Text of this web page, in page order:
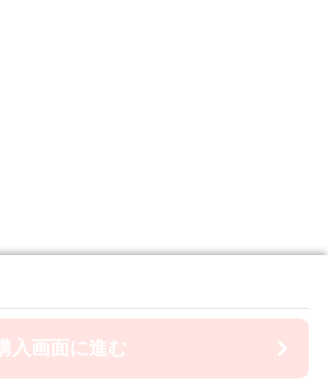
購入画面に進む
購入画面に進む